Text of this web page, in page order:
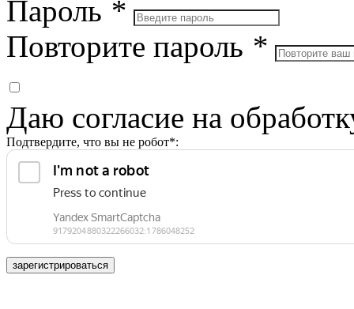
Пароль *
Повторите пароль *
Даю согласие на
Подтвердите, что вы не робот*:
зарегистрироваться